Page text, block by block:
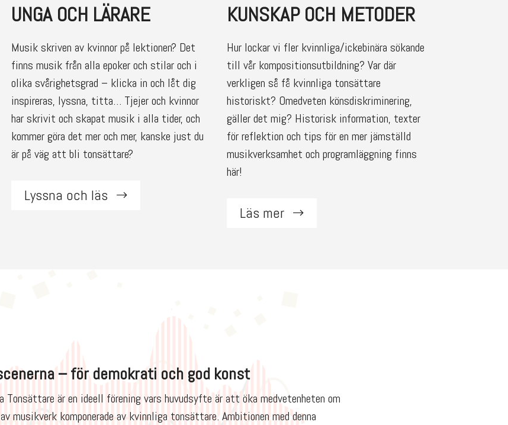
UNGA OCH LÄRARE
Musik skriven av kvinnor på lektionen? Det
finns musik från alla epoker och stilar och i
olika svårighetsgrad – klicka in och låt dig
inspireras, lyssna, titta… Tjejer och kvinnor
har skrivit och skapat musik i alla tider, och
kommer göra det mer och mer, kanske just du
är på väg att bli tonsättare?
Lyssna och läs
KUNSKAP OCH METODER
Hur lockar vi fler kvinnliga/ickebinära sökande
till vår kompositionsutbildning? Var där
verkligen så få kvinnliga tonsättare
historiskt? Omedveten könsdiskriminering,
gäller det mig? Historisk information, texter
för reflektion och tips för en mer jämställd
musikverksamhet och programläggning finns
här!
Läs mer
– för demokrati och god konst
Tonsättare är en ideell förening vars huvudsyfte är att öka medvetenheten om
musikverk komponerade av kvinnliga tonsättare. Ambitionen med denna